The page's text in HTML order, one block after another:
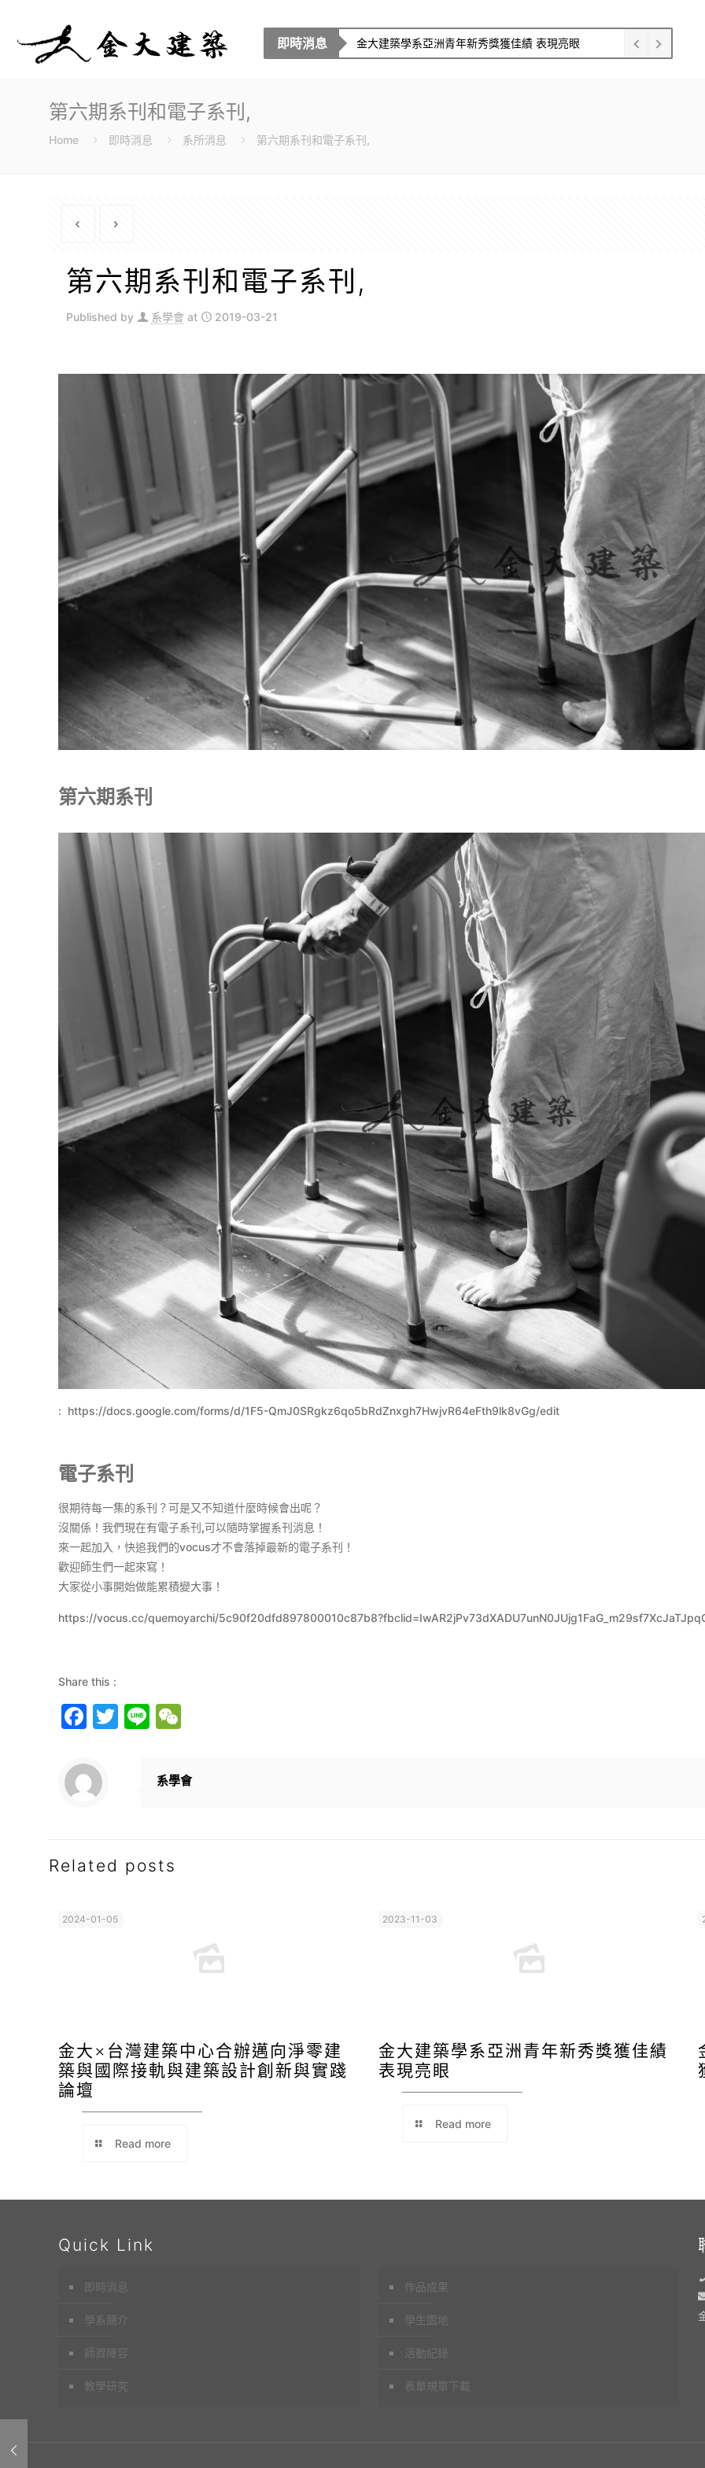
即時消息 金大建築學系亞洲青年新秀獎獲佳績 表現亮眼
第六期系刊和電子系刊,
Home 即時消息 系所消息 第六期系刊和電子系刊,
第六期系刊和電子系刊,
Published by 系學會 at 2019-03-21
第六期系刊
: https://docs.google.com/forms/d/1F5-QmJ0SRgkz6qo5bRdZnxgh7HwjvR64eFth9lk8vGg/edit
電子系刊
很期待每一集的系刊？可是又不知道什麼時候會出呢？
沒關係！我們現在有電子系刊,可以隨時掌握系刊消息！
來一起加入，快追我們的vocus才不會落掉最新的電子系刊！
歡迎師生們一起來寫！
大家從小事開始做能累積變大事！
https://vocus.cc/quemoyarchi/
Share this :
Facebook
Twitter
Line
系學會
Related posts
2024-01-05
金大×台灣建築中心合辦邁向淨零建
築與國際接軌與建築設計創新與實踐
論壇
Read more
2023-11-03
金大建築學系亞洲青年新秀獎獲佳績
表現亮眼
Read more
Quick Link
即時消息
學系簡介
師資陣容
教學研究
作品成果
學生園地
活動紀錄
表單規章下載